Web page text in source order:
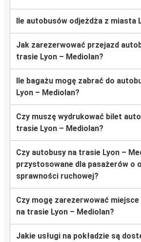
Ile autobusów odjeżdża z miasta
Jak zarezerwować przejazd
trasie Lyon – Mediolan?
Ile bagażu mogę zabrać do
Lyon – Mediolan?
Czy muszę wydrukować bilet
trasie Lyon – Mediolan?
Czy autobusy na trasie Lyon –
przystosowane dla pasażerów o
sprawności ruchowej?
Czy mogę zarezerwować
na trasie Lyon – Mediolan?
Jakie usługi na pokładzie są